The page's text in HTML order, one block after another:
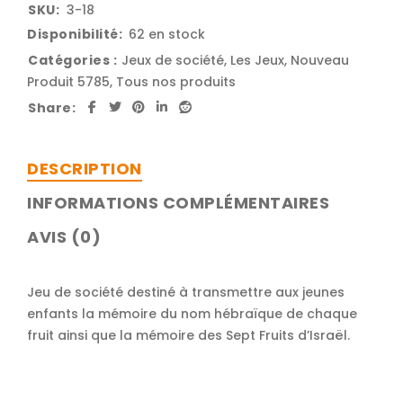
SKU: 3-18
Disponibilité: 62 en stock
Catégories : Jeux de société, Les Jeux, Nouveau
Produit 5785, Tous nos produits
Share:
DESCRIPTION
INFORMATIONS COMPLÉMENTAIRES
AVIS (0)
Jeu de société destiné à transmettre aux jeunes
enfants la mémoire du nom hébraïque de chaque
fruit ainsi que la mémoire des Sept Fruits d’Israël.